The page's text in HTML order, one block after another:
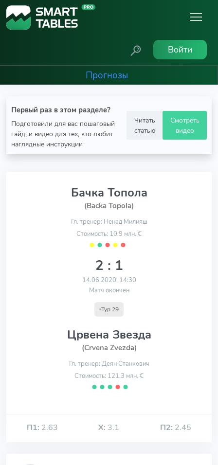
Войти
Прогнозы
Первый раз в этом разделе?
Подготовили для вас пошаговый
гайд, и видео для тех, кто любит
наглядные инструкции
Читать
статью
Смотреть
видео
Бачка Топола
(Backa Topola)
Гл. тренер: Ненад Милияш
Стоимость: 10.9 млн. €
⬤ ⬤ ⬤ ⬤ ⬤
2 : 1
14.06.2020, 14:30
Матч окончен
Тур 29
Црвена Звезда
(Crvena Zvezda)
Гл. тренер: Деян Станкович
Стоимость: 121.3 млн. €
⬤ ⬤ ⬤ ⬤ ⬤
П1: 2.63 Х: 3.1 П2: 2.45